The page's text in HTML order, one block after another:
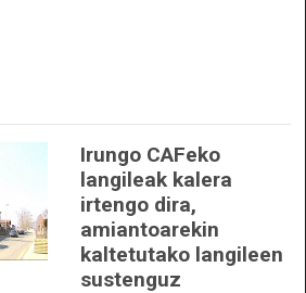
Irungo CAFeko
langileak kalera
irtengo dira,
amiantoarekin
kaltetutako langileen
sustenguz